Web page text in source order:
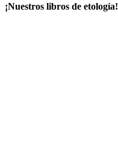
¡Nuestros libros de etología!